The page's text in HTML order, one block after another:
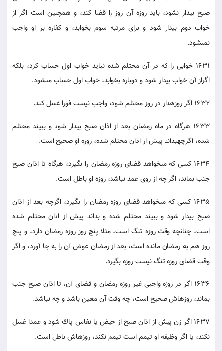
صبح بيدار نشود، بايد روزه آن روز را قضا كند، و همچنين است اگر از
خواب دوم بيدار شود و براى مرتبه سوم بخوابد، و كفاره بر او واجب
نمى‏شود.
1631 خوابى را كه در آن محتلم شده نبايد خواب اول حساب كرد، بلكه
اگراز آن خواب بيدار شود و دوباره بخوابد، خواب اول حساب مى‏شود.
1632 اگر روزه‏دار در روز محتلم شود، واجب نيست فورا غسل كند.
1633 هرگاه در ماه رمضان بعد از اذان صبح بيدار شود و ببيند محتلم
شده، اگرچه‏بداند پيش از اذان محتلم شده، روزه او صحيح است.
1634 كسى كه مى‏خواهد قضاى روزه رمضان را بگيرد، هرگاه تا اذان صبح
جنب بماند، اگر چه از روى عمد نباشد، روزه او باطل است.
1635 كسى كه مى‏خواهد قضاى روزه رمضان را بگيرد، اگرچه بعد از اذان
صبح بيدار شود و ببيند محتلم شده و بداند پيش از اذان محتلم شده
است، چنانچه وقت روزه تنگ است، مثلا پنچ روز روزه رمضان دارد، و پنج
روز هم به رمضان مانده است، بعد از رمضان عوض آن را به جا آورد، و اگر
وقت قضاى روزه تنگ نيست روزه بگيرد.
1636 اگر در روزه واجبى غير روزه رمضان و قضاى آن، تا اذان صبح جنب
بماند، روزه‏اش صحيح است، چه وقت آن معين باشد و چه نباشد.
1637 اگر زن پيش از اذان صبح از حيض يا نفاس پاك شود و عمدا غسل
نكند، يا اگر وظيفه او تيمم است تيمم نكند، روزه‏اش باطل است.